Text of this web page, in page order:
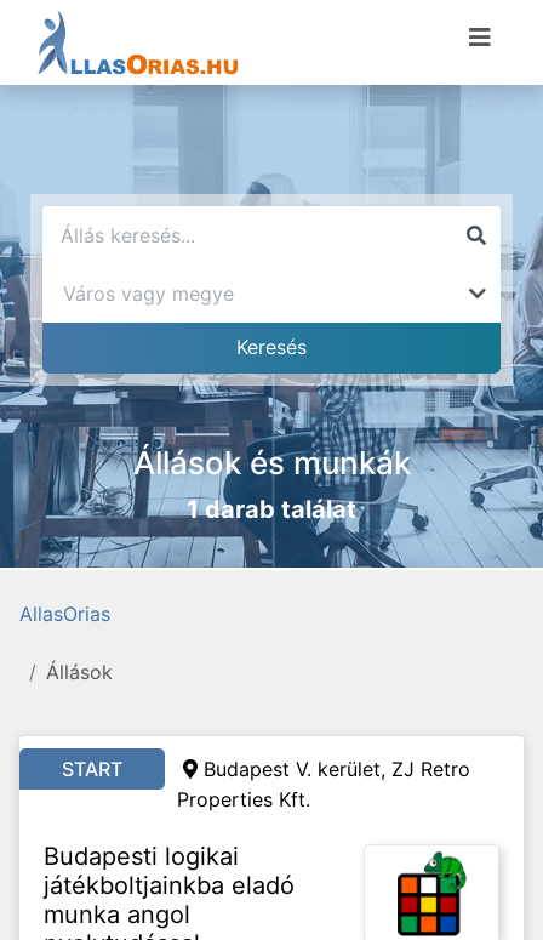
Állások és munkák
1 darab találat
AllasOrias
Állások
START
Budapest V. kerület, ZJ Retro
Properties Kft.
Budapesti logikai
játékboltjainkba eladó
munka angol